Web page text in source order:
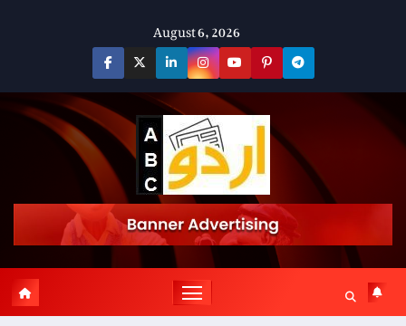
August 6, 2026